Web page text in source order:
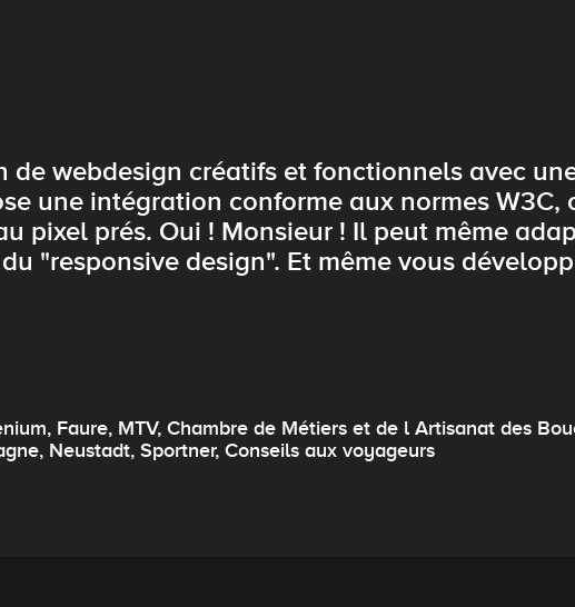
de webdesign créatifs et fonctionnels avec
une intégration conforme aux normes
pixel prés. Oui ! Monsieur ! Il peut même
"responsive design". Et même vous
Faure, MTV, Chambre de Métiers et de l Artisanat des
Neustadt, Sportner, Conseils aux voyageurs